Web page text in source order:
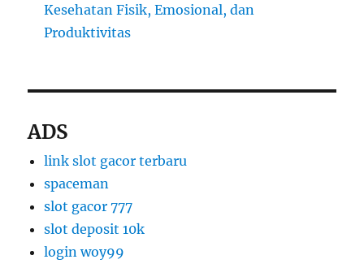
Kesehatan Fisik, Emosional, dan
Produktivitas
ADS
link slot gacor terbaru
spaceman
slot gacor 777
slot deposit 10k
login woy99